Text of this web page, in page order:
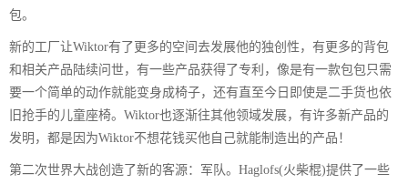
包。
新的工厂让Wiktor有了更多的空间去发展他的独创性，有更多的背包
和相关产品陆续问世，有一些产品获得了专利，像是有一款包包只需
要一个简单的动作就能变身成椅子，还有直至今日即使是二手货也依
旧抢手的儿童座椅。Wiktor也逐渐往其他领域发展，有许多新产品的
发明，都是因为Wiktor不想花钱买他自己就能制造出的产品！
第二次世界大战创造了新的客源：军队。Haglofs(火柴棍)提供了一些